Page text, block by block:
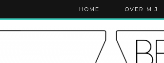
HOME OVER MIJ